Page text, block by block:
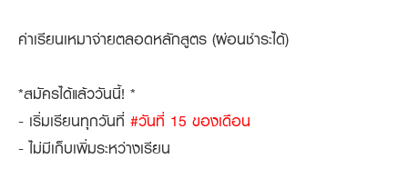
ค่าเรียนเหมาจ่ายตลอดหลักสูตร (ผ่อนชำระได้)
*สมัครได้แล้ววันนี้! *
- เริ่มเรียนทุกวันที่ #วันที่ 15 ของเดือน
- ไม่มีเก็บเพิ่มระหว่างเรียน